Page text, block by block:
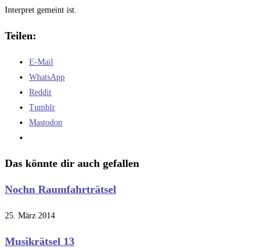
Interpret gemeint ist.
Teilen:
E-Mail
WhatsApp
Reddit
Tumblr
Mastodon
Das könnte dir auch gefallen
Nochn Raumfahrträtsel
25. März 2014
Musikrätsel 13